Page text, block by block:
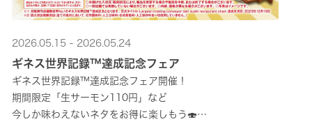
2026.05.15 - 2026.05.24
ギネス世界記録™達成記念フェア
ギネス世界記録™達成記念フェア開催！
期間限定「生サーモン110円」など
今しか味わえないネタをお得に楽しもう🍣